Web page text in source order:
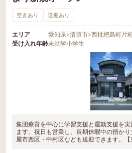
空きあり 送迎あり
エリア 愛知県>清須市>西枇杷島町片
受け入れ年齢未就学小学生
集団療育を中心に学習支援と運動支援を
ます。祝日も営業し、長期休暇中の預か
屋市西区・中村区なども送迎できます。【